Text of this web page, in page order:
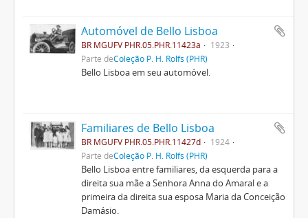
Automóvel de Bello Lisboa
BR MGUFV PHR.05.PHR.11423a
1923
Parte deColeção P. H. Rolfs (PHR)
Bello Lisboa em seu automóvel.
Familiares de Bello Lisboa
BR MGUFV PHR.05.PHR.11427d
1924
Parte deColeção P. H. Rolfs (PHR)
Bello Lisboa entre familiares, da esquerda para a
direita sua mãe a Senhora Anna do Amaral e a
primeira da direita sua esposa Maria da Conceição
Damásio.